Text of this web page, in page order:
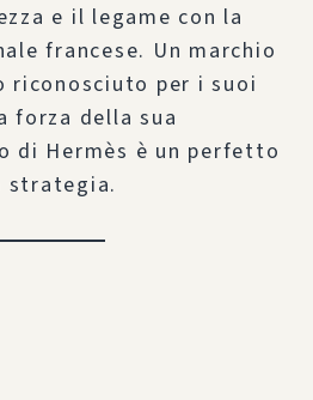
e il legame con la
francese. Un marchio
riconosciuto per i suoi
forza della sua
di Hermès è un perfetto
strategia.